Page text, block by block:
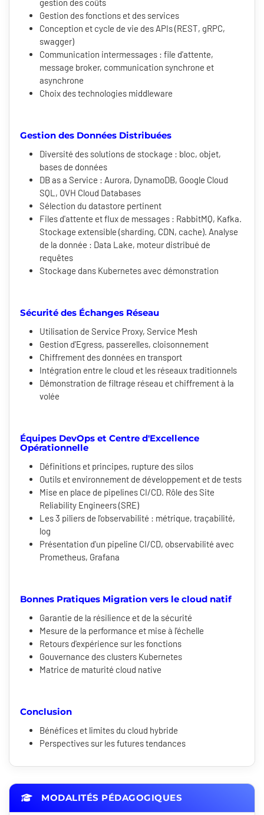
gestion des coûts
Gestion des fonctions et des services
Conception et cycle de vie des APIs (REST, gRPC,
swagger)
Communication intermessages : file d'attente,
message broker, communication synchrone et
asynchrone
Choix des technologies middleware
Gestion des Données Distribuées
Diversité des solutions de stockage : bloc, objet,
bases de données
DB as a Service : Aurora, DynamoDB, Google Cloud
SQL, OVH Cloud Databases
Sélection du datastore pertinent
Files d'attente et flux de messages : RabbitMQ, Kafka.
Stockage extensible (sharding, CDN, cache). Analyse
de la donnée : Data Lake, moteur distribué de
requêtes
Stockage dans Kubernetes avec démonstration
Sécurité des Échanges Réseau
Utilisation de Service Proxy, Service Mesh
Gestion d'Egress, passerelles, cloisonnement
Chiffrement des données en transport
Intégration entre le cloud et les réseaux traditionnels
Démonstration de filtrage réseau et chiffrement à la
volée
Équipes DevOps et Centre d'Excellence
Opérationnelle
Définitions et principes, rupture des silos
Outils et environnement de développement et de tests
Mise en place de pipelines CI/CD. Rôle des Site
Reliability Engineers (SRE)
Les 3 piliers de l'observabilité : métrique, traçabilité,
log
Présentation d'un pipeline CI/CD, observabilité avec
Prometheus, Grafana
Bonnes Pratiques Migration vers le cloud natif
Garantie de la résilience et de la sécurité
Mesure de la performance et mise à l'échelle
Retours d'expérience sur les fonctions
Gouvernance des clusters Kubernetes
Matrice de maturité cloud native
Conclusion
Bénéfices et limites du cloud hybride
Perspectives sur les futures tendances
MODALITÉS PÉDAGOGIQUES